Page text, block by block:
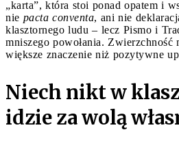
„karta”, która stoi ponad opatem i
nie pacta conventa, ani nie
klasztornego ludu – lecz Pismo i
mniszego powołania. Zwierzchność
większe znaczenie niż pozytywne
Niech nikt w
idzie za wolą